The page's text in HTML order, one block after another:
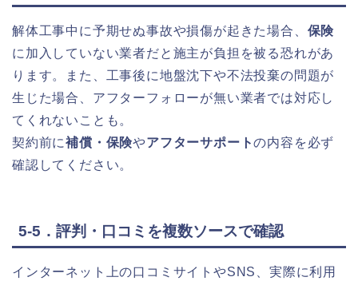
解体工事中に予期せぬ事故や損傷が起きた場合、 保険
に加入していない業者だと施主が負担を被る恐れがあ
ります。また、工事後に地盤沈下や不法投棄の問題が
生じた場合、アフターフォローが無い業者では対応し
てくれないことも。
契約前に補償・保険やアフターサポートの内容を必ず
確認してください。
5-5．評判・口コミを複数ソースで確認
インターネット上の口コミサイトやSNS、実際に利用